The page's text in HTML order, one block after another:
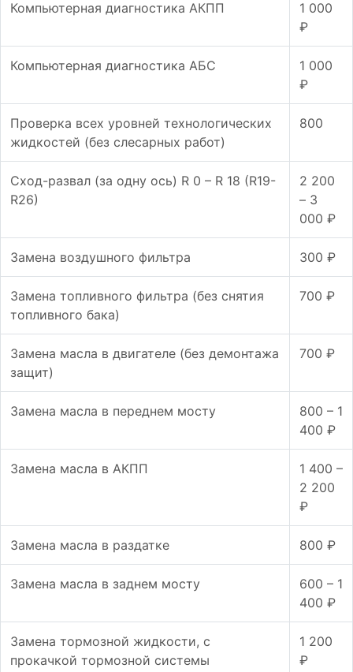
Компьютерная диагностика АКПП
1 000
₽
Компьютерная диагностика АБС
1 000
₽
Проверка всех уровней технологических
жидкостей (без слесарных работ)
800
Сход-развал (за одну ось) R 0 – R 18 (R19-
R26)
2 200
– 3
000 ₽
Замена воздушного фильтра 300 ₽
Замена топливного фильтра (без снятия
топливного бака)
700 ₽
Замена масла в двигателе (без демонтажа
защит)
700 ₽
Замена масла в переднем мосту
800 – 1
400 ₽
Замена масла в АКПП
1 400 –
2 200
₽
Замена масла в раздатке 800 ₽
Замена масла в заднем мосту
600 – 1
400 ₽
Замена тормозной жидкости, с
прокачкой тормозной системы
1 200
₽